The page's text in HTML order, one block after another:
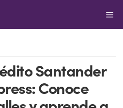
Santander
Conoce